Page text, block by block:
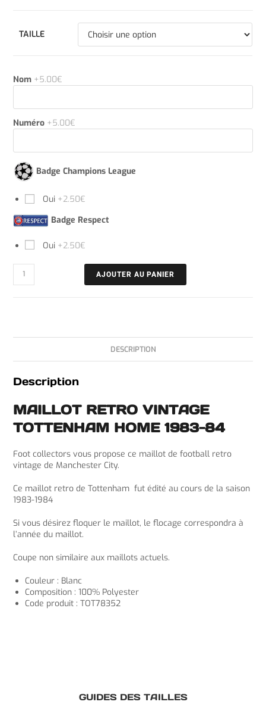
TAILLE
Nom +5.00€
Numéro +5.00€
Badge Champions League
Oui +2.50€
Badge Respect
Oui +2.50€
AJOUTER AU PANIER
DESCRIPTION
Description
MAILLOT RETRO VINTAGE
TOTTENHAM HOME 1983-84
Foot collectors vous propose ce maillot de football retro
vintage de Manchester City.
Ce maillot retro de Tottenham fut édité au cours de la saison
1983-1984
Si vous désirez floquer le maillot, le flocage correspondra à
l’année du maillot.
Coupe non similaire aux maillots actuels.
Couleur : Blanc
Composition : 100% Polyester
Code produit : TOT78352
GUIDES DES TAILLES